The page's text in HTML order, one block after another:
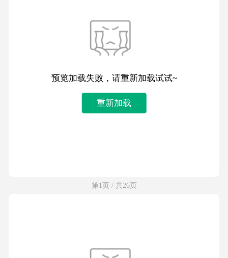
预览加载失败，请重新加载试试~
重新加载
第1页 / 共26页